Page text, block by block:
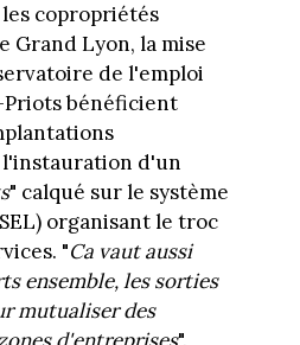
copropriétés
Grand Lyon, la mise
de l'emploi
Priots bénéficient
d'un
" calqué sur le système
organisant le troc
"Ca vaut aussi
ensemble, les sorties
mutualiser des